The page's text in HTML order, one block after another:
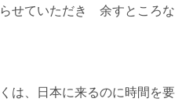
せていただき 余すところな
は、日本に来るのに時間を要